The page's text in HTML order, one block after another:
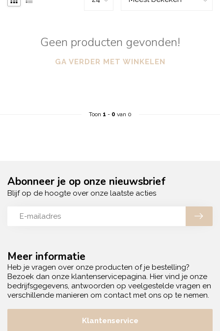
Geen producten gevonden!
GA VERDER MET WINKELEN
Toon 1 - 0 van 0
Meer informatie
Heb je vragen over onze producten of je bestelling?
Bezoek dan onze klantenservicepagina. Hier vind je onze
bedrijfsgegevens, antwoorden op veelgestelde vragen en
verschillende manieren om contact met ons op te nemen.
Klantenservice
Abonneer je op onze nieuwsbrief
Blijf op de hoogte over onze laatste acties